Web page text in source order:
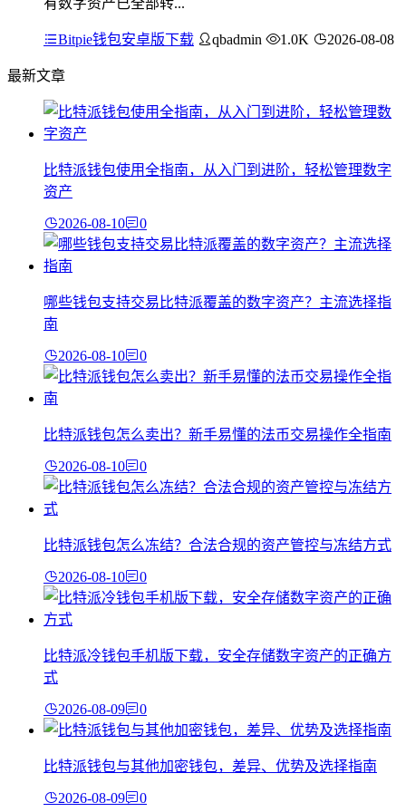
有数字资产已全部转...
Bitpie钱包安卓版下载 qbadmin 1.0K 2026-08-08
最新文章
比特派钱包使用全指南，从入门到进阶，轻松管理数字
资产
2026-08-10 0
哪些钱包支持交易比特派覆盖的数字资产？主流选择指
南
2026-08-10 0
比特派钱包怎么卖出？新手易懂的法币交易操作全指南
2026-08-10 0
比特派钱包怎么冻结？合法合规的资产管控与冻结方式
2026-08-10 0
比特派冷钱包手机版下载，安全存储数字资产的正确方
式
2026-08-09 0
比特派钱包与其他加密钱包，差异、优势及选择指南
2026-08-09 0